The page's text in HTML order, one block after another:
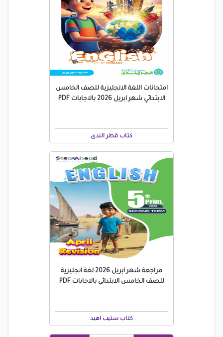
امتحانات اللغة الانجليزية للصف الخامس
الابتدائي شهر ابريل 2026 بالاجابات PDF
كتاب قطر الندى
مراجعة شهر ابريل 2026 لغة انجليزية
للصف الخامس الابتدائي بالاجابات PDF
كتاب ستيب اهيد